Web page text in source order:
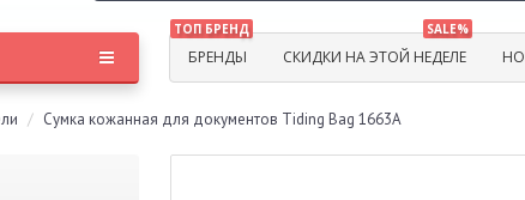
ТОП БРЕНД
БРЕНДЫ
SALE%
СКИДКИ НА ЭТОЙ НЕДЕЛЕ
Сумка кожанная для документов Tiding Bag 1663A